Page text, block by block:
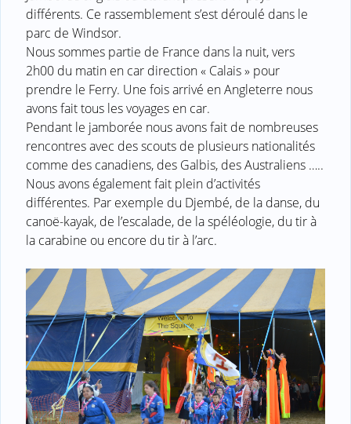
différents. Ce rassemblement s’est déroulé dans le
parc de Windsor.
Nous sommes partie de France dans la nuit, vers
2h00 du matin en car direction « Calais » pour
prendre le Ferry. Une fois arrivé en Angleterre nous
avons fait tous les voyages en car.
Pendant le jamborée nous avons fait de nombreuses
rencontres avec des scouts de plusieurs nationalités
comme des canadiens, des Galbis, des Australiens …..
Nous avons également fait plein d’activités
différentes. Par exemple du Djembé, de la danse, du
canoë-kayak, de l’escalade, de la spéléologie, du tir à
la carabine ou encore du tir à l’arc.